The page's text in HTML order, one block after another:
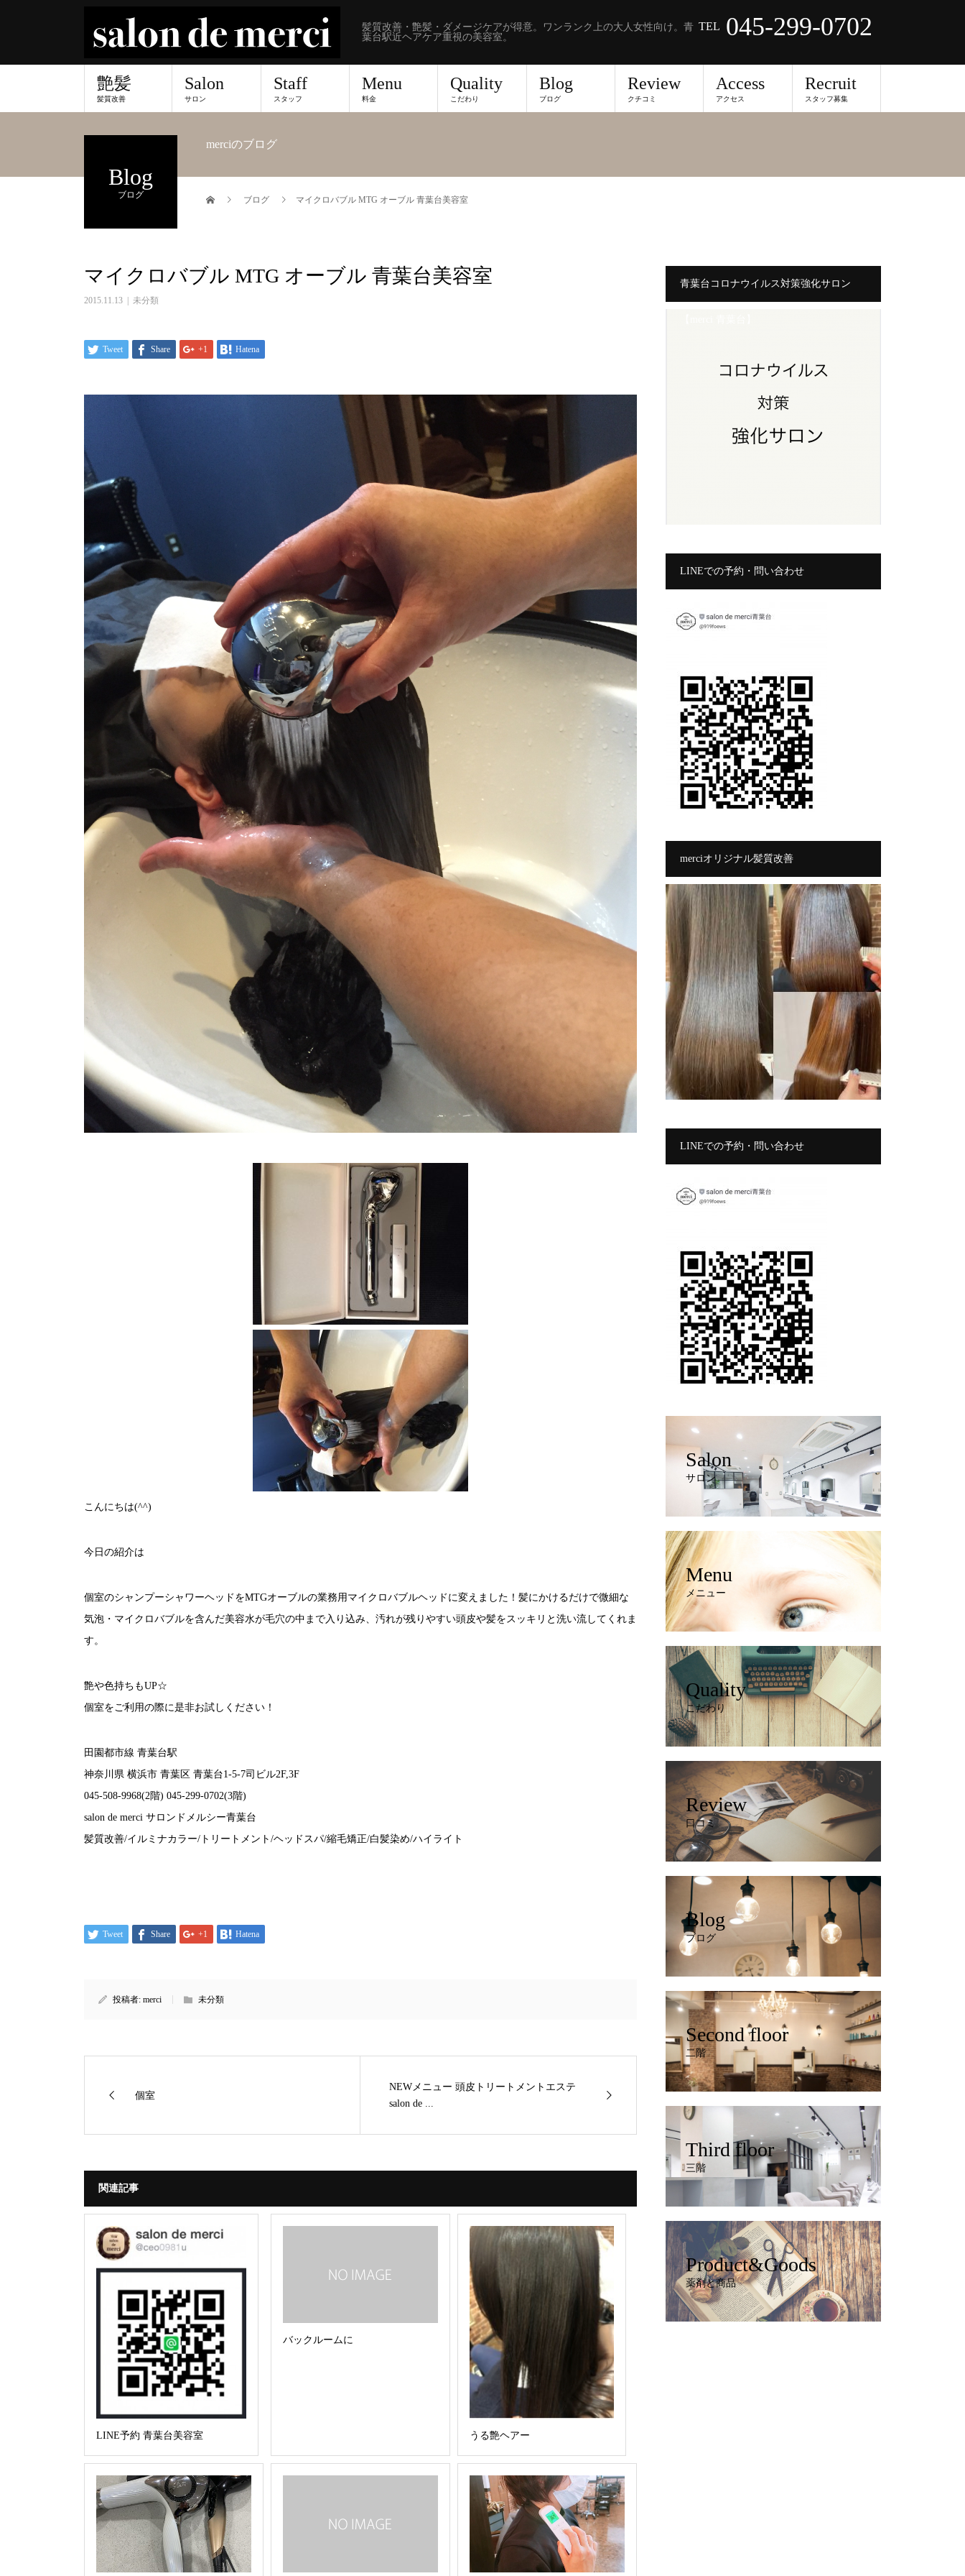
髪質改善・艶髪・ダメージケアが得意。ワンランク上の大人女性向け。青
葉台駅近ヘアケア重視の美容室。
TEL 045-299-0702
艶髪
髪質改善
Salon
サロン
Staff
スタッフ
Menu
料金
Quality
こだわり
Blog
ブログ
Review
クチコミ
Access
アクセス
Recruit
スタッフ募集
Blog
ブログ
merciのブログ
ブログ マイクロバブル MTG オーブル 青葉台美容室
マイクロバブル MTG オーブル 青葉台美容室
2015.11.13 未分類
Tweet Share +1 Hatena
こんにちは(^^)
今日の紹介は
個室のシャンプーシャワーヘッドをMTGオーブルの業務用マイクロバブルヘッドに変えました！髪にかけるだけで微細な
気泡・マイクロバブルを含んだ美容水が毛穴の中まで入り込み、汚れが残りやすい頭皮や髪をスッキリと洗い流してくれま
す。
艶や色持ちもUP☆
個室をご利用の際に是非お試しください！
田園都市線 青葉台駅
神奈川県 横浜市 青葉区 青葉台1-5-7司ビル2F,3F
045-508-9968(2階) 045-299-0702(3階)
salon de merci サロンドメルシー青葉台
髪質改善/イルミナカラー/トリートメント/ヘッドスパ/縮毛矯正/白髪染め/ハイライト
Tweet Share +1 Hatena
投稿者: merci 未分類
個室
NEWメニュー 頭皮トリートメントエステ
salon de ...
関連記事
LINE予約 青葉台美容室
バックルームに
うる艶ヘアー
青葉台コロナウイルス対策強化サロン
LINEでの予約・問い合わせ
merciオリジナル髪質改善
LINEでの予約・問い合わせ
Salon
サロン
Menu
メニュー
Quality
こだわり
Review
口コミ
Blog
ブログ
Second floor
二階
Third floor
三階
Product&Goods
薬剤と商品